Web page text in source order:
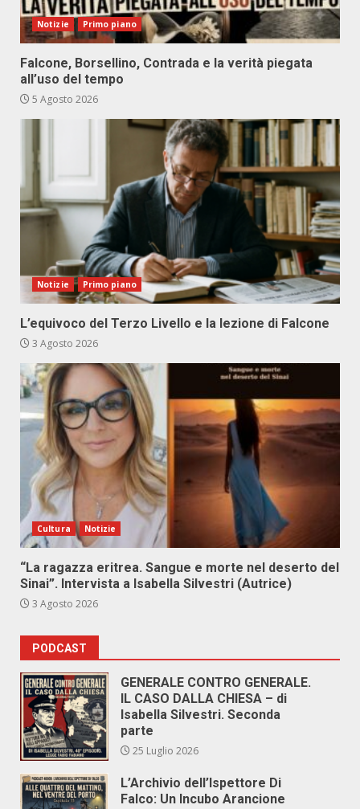
Notizie Primo piano
Falcone, Borsellino, Contrada e la verità piegata
all’uso del tempo
5 Agosto 2026
Notizie Primo piano
L’equivoco del Terzo Livello e la lezione di Falcone
3 Agosto 2026
Cultura Notizie
“La ragazza eritrea. Sangue e morte nel deserto del
Sinai”. Intervista a Isabella Silvestri (Autrice)
3 Agosto 2026
PODCAST
GENERALE CONTRO GENERALE.
IL CASO DALLA CHIESA – di
Isabella Silvestri. Seconda
parte
25 Luglio 2026
L’Archivio dell’Ispettore Di
Falco: Un Incubo Arancione